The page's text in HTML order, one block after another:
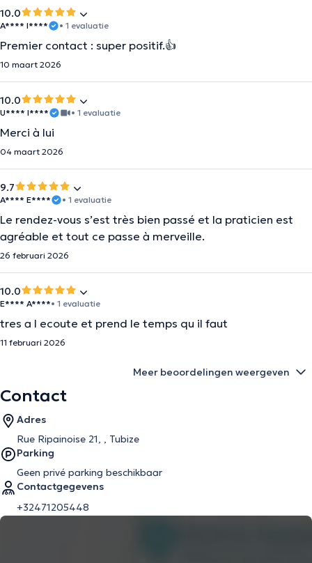
10.0
A**** I**** • 1 evaluatie
Premier contact : super positif.👍
10 maart 2026
10.0
U**** I**** • 1 evaluatie
Merci à lui
04 maart 2026
9.7
A**** E**** • 1 evaluatie
Le rendez-vous s’est très bien passé et la praticien est
agréable et tout ce passe à merveille.
26 februari 2026
10.0
E**** A****• 1 evaluatie
tres a l ecoute et prend le temps qu il faut
11 februari 2026
Meer beoordelingen weergeven
Contact
Adres
Rue Ripainoise 21, , Tubize
Parking
Geen privé parking beschikbaar
Contactgegevens
+32471205448